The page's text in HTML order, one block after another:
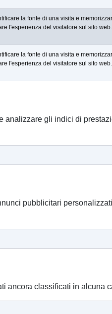
la fonte di una visita e
l'esperienza del visitatore sul sito web.
la fonte di una visita e
l'esperienza del visitatore sul sito web.
analizzare gli indici di
pubblicitari
ancora classificati in alcuna